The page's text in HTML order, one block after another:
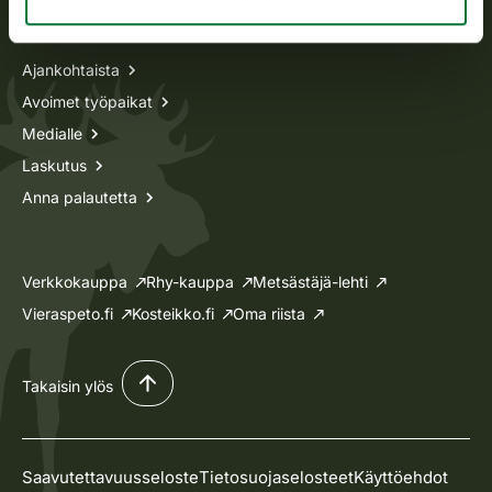
Tietoa meistä
Ajankohtaista
Avoimet työpaikat
Medialle
Laskutus
Anna palautetta
Verkkokauppa Rhy-kauppa
Metsästäjä-lehti
Vieraspeto.fi
Kosteikko.fi Oma riista
Takaisin ylös
SaavutettavuusselosteTietosuojaselosteetKäyttöehdot